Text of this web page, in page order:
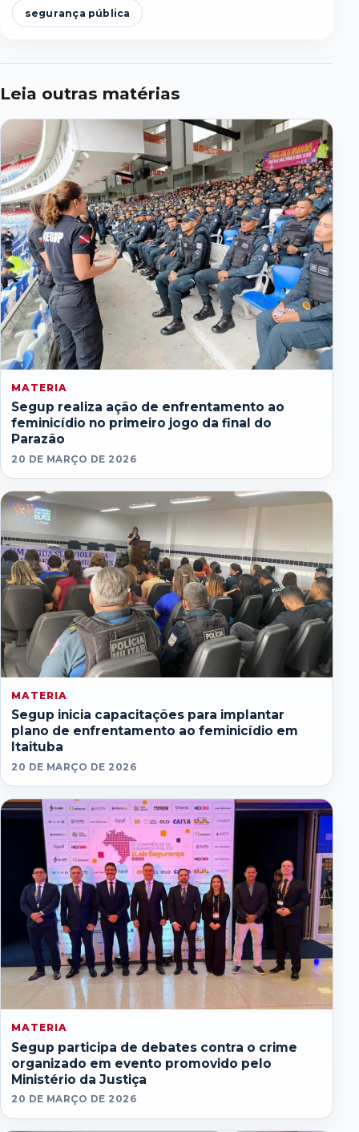
segurança pública
Leia outras matérias
MATERIA
Segup realiza ação de enfrentamento ao
feminicídio no primeiro jogo da final do
Parazão
20 DE MARÇO DE 2026
MATERIA
Segup inicia capacitações para implantar
plano de enfrentamento ao feminicídio em
Itaituba
20 DE MARÇO DE 2026
MATERIA
Segup participa de debates contra o crime
organizado em evento promovido pelo
Ministério da Justiça
20 DE MARÇO DE 2026